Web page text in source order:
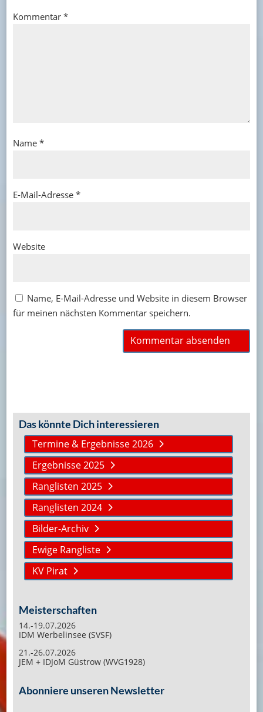
Kommentar *
Name *
E-Mail-Adresse *
Website
Name, E-Mail-Adresse und Website in diesem Browser
für meinen nächsten Kommentar speichern.
Das könnte Dich interessieren
Termine & Ergebnisse 2026
Ergebnisse 2025
Ranglisten 2025
Ranglisten 2024
Bilder-Archiv
Ewige Rangliste
KV Pirat
Meisterschaften
14.-19.07.2026
IDM Werbelinsee (SVSF)
21.-26.07.2026
JEM + IDJoM Güstrow (WVG1928)
Abonniere unseren Newsletter